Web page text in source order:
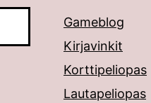
Gameblog
Kirjavinkit
Korttipeliopas
Lautapeliopas